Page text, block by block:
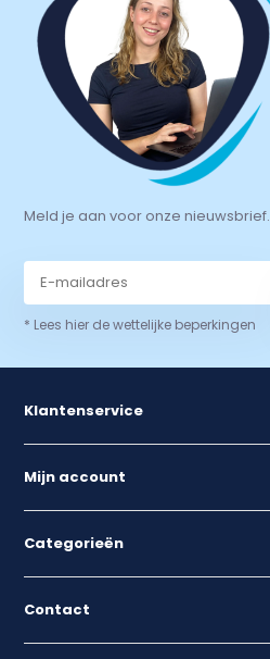
Meld je aan voor onze nieuwsbrief.
* Lees hier de wettelijke beperkingen
Klantenservice
Mijn account
Categorieën
Contact